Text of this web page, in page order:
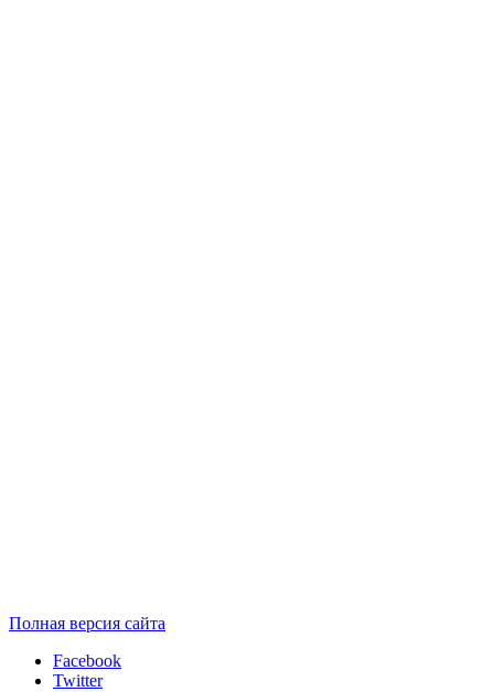
Полная версия сайта
Facebook
Twitter